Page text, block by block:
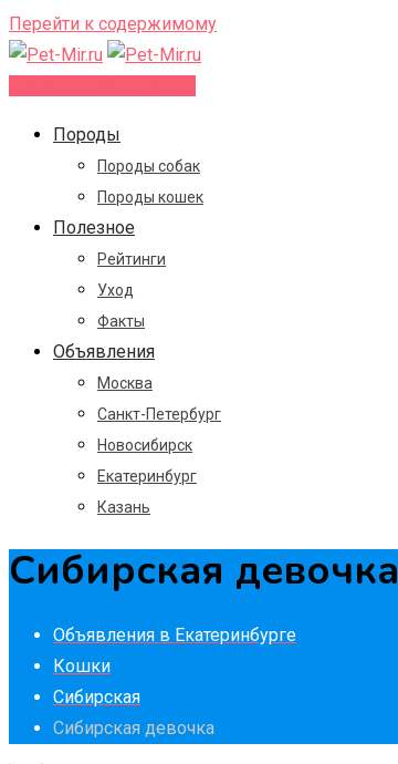
Перейти к содержимому
Породы
Породы собак
Породы кошек
Полезное
Рейтинги
Уход
Факты
Объявления
Москва
Санкт-Петербург
Новосибирск
Екатеринбург
Казань
Сибирская девочка
Объявления в Екатеринбурге
Кошки
Сибирская
Сибирская девочка